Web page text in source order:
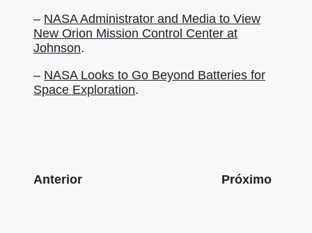
– NASA Administrator and Media to View
New Orion Mission Control Center at
Johnson.
– NASA Looks to Go Beyond Batteries for
Space Exploration.
Anterior Próximo